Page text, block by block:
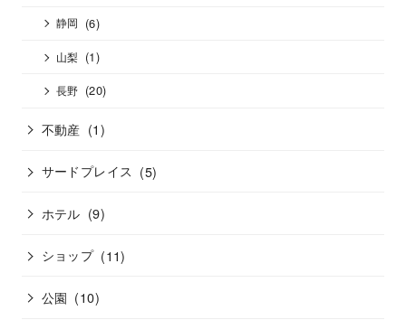
静岡 (6)
山梨 (1)
長野 (20)
不動産 (1)
サードプレイス (5)
ホテル (9)
ショップ (11)
公園 (10)